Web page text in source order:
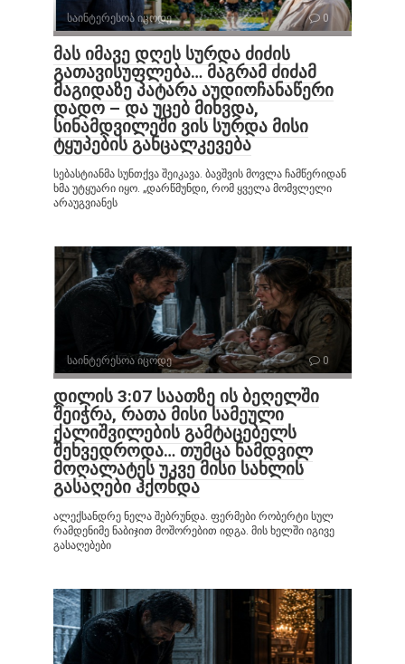
საინტერესოა იცოდე 0
მას იმავე დღეს სურდა ძიძის
გათავისუფლება… მაგრამ ძიძამ
მაგიდაზე პატარა აუდიოჩანაწერი
დადო – და უცებ მიხვდა,
სინამდვილეში ვის სურდა მისი
ტყუპების განცალკევება
სებასტიანმა სუნთქვა შეიკავა. ბავშვის მოვლა ჩამწერიდან
ხმა უტყუარი იყო. „დარწმუნდი, რომ ყველა მომვლელი
არაუგვიანეს
საინტერესოა იცოდე 0
დილის 3:07 საათზე ის ბეღელში
შეიჭრა, რათა მისი სამეული
ქალიშვილების გამტაცებელს
შეხვედროდა… თუმცა ნამდვილ
მოღალატეს უკვე მისი სახლის
გასაღები ჰქონდა
ალექსანდრე ნელა შებრუნდა. ფერმები რობერტი სულ
რამდენიმე ნაბიჯით მოშორებით იდგა. მის ხელში იგივე
გასაღებები